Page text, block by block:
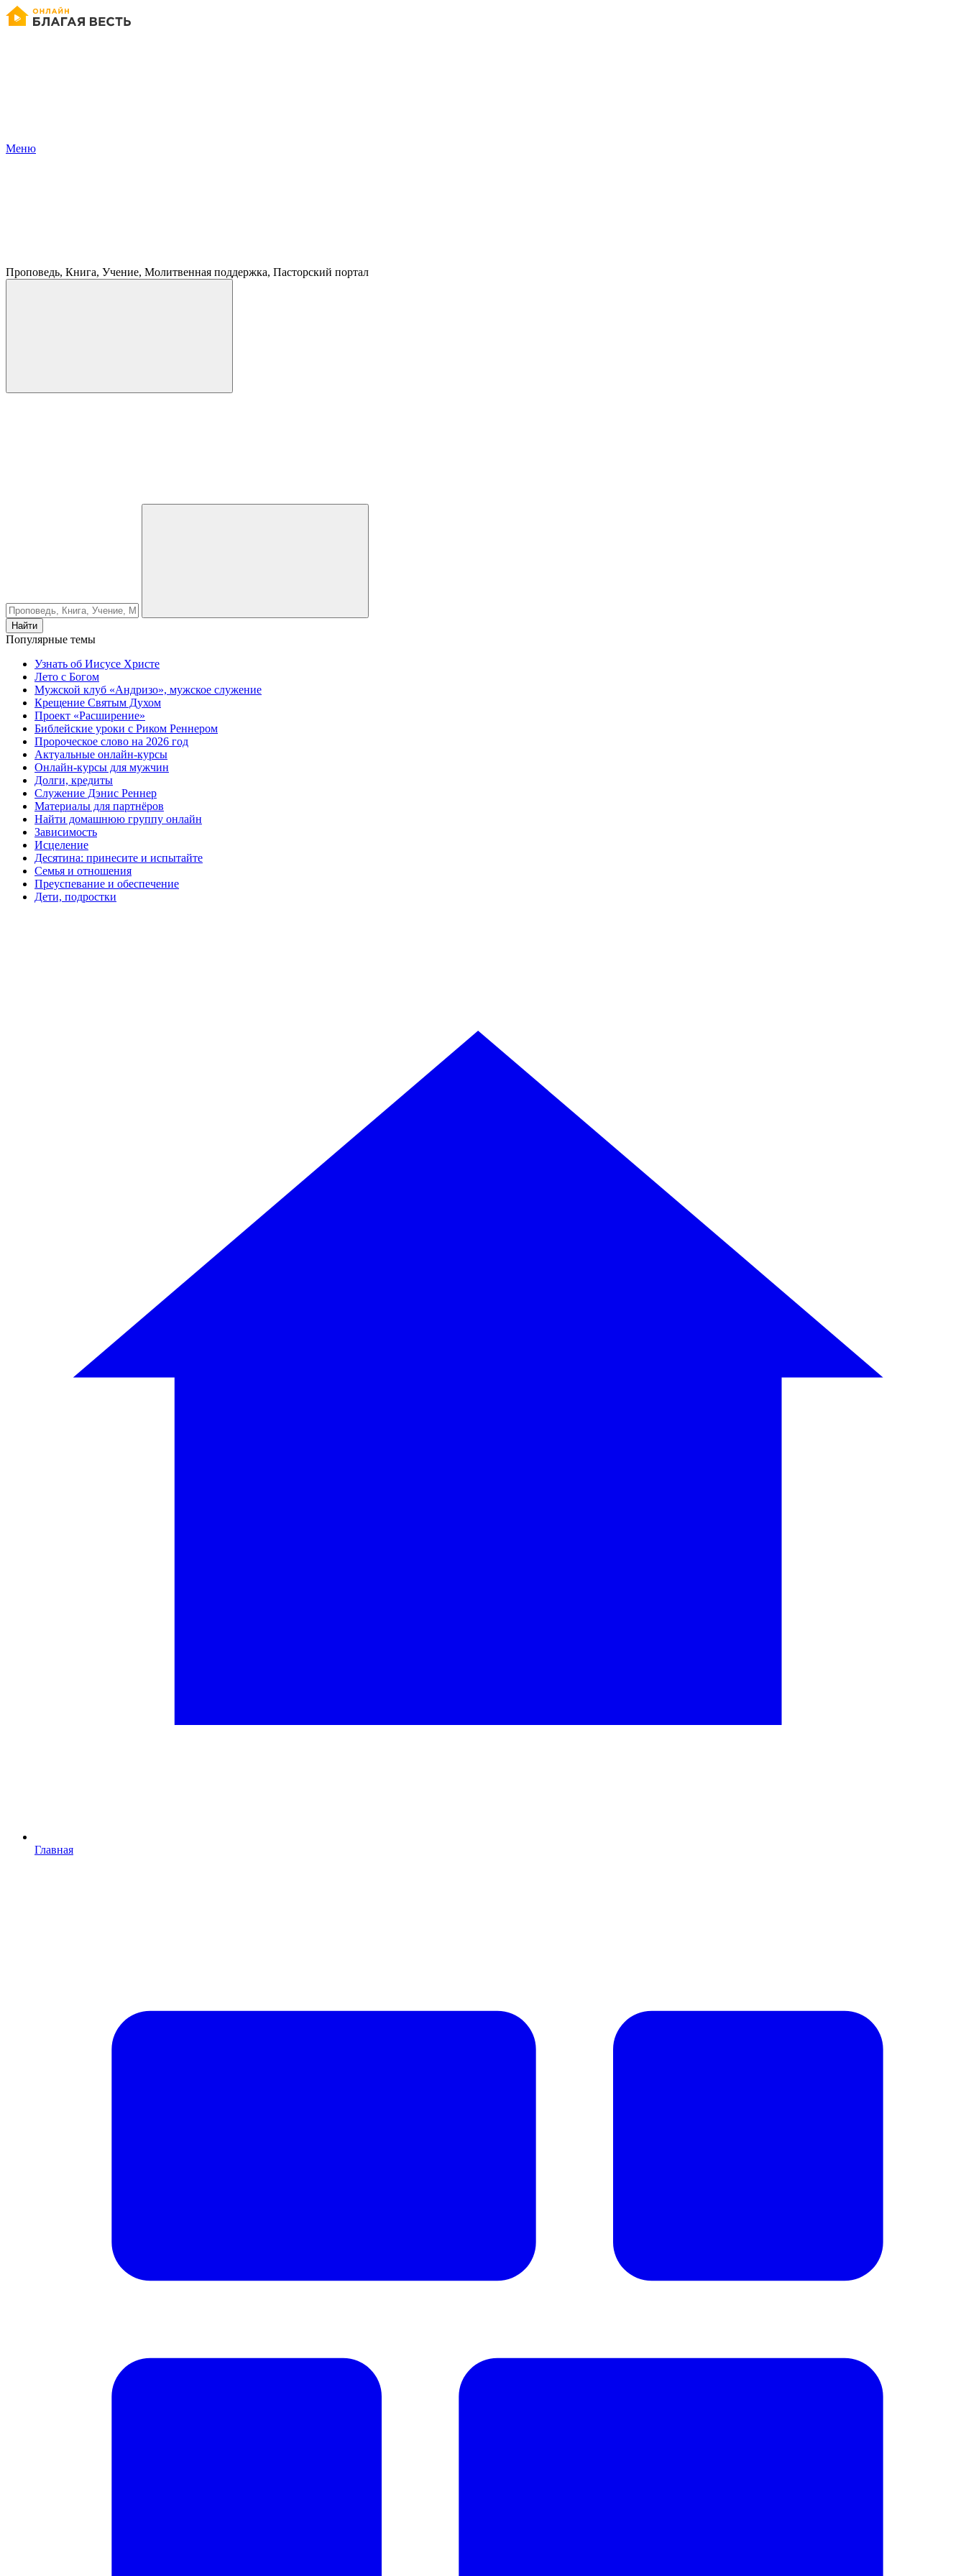
Меню
Проповедь, Книга, Учение, Молитвенная поддержка, Пасторский портал
Найти
Популярные темы
Узнать об Иисусе Христе
Лето с Богом
Мужской клуб «Андризо», мужское служение
Крещение Святым Духом
Проект «Расширение»
Библейские уроки с Риком Реннером
Пророческое слово на 2026 год
Актуальные онлайн-курсы
Онлайн-курсы для мужчин
Долги, кредиты
Служение Дэнис Реннер
Материалы для партнёров
Найти домашнюю группу онлайн
Зависимость
Исцеление
Десятина: принесите и испытайте
Семья и отношения
Преуспевание и обеспечение
Дети, подростки
Главная